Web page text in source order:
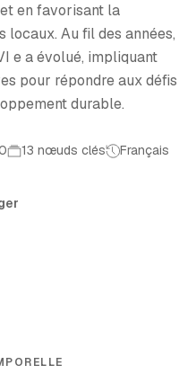
en favorisant la
Au fil des années,
e a évolué, impliquant
pour répondre aux défis
durable.
13 nœuds clés Français